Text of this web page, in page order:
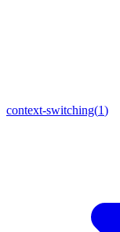
context-switching(1)